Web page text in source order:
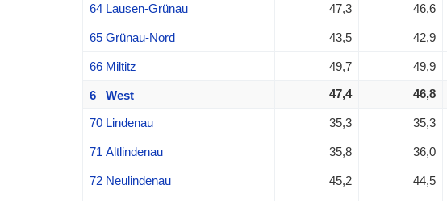
64 Lausen-Grünau 47,3 46,6
65 Grünau-Nord 43,5 42,9
66 Miltitz 49,7 49,9
6 West 47,4 46,8
70 Lindenau 35,3 35,3
71 Altlindenau 35,8 36,0
72 Neulindenau 45,2 44,5